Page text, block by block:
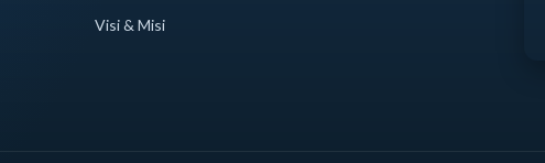
Visi & Misi